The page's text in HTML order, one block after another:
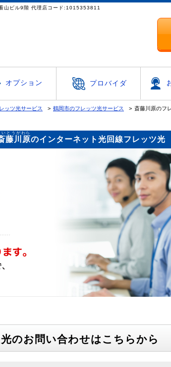
田馬場看山ビル9階 代理店コード:1015353811
オプション プロバイダ
ッツ光サービス 鶴岡市のフレッツ光サービス 斎藤川原のフ
藤川原
とうがわら
のインターネット光回線フレッツ光
のお問い合わせはこちらから